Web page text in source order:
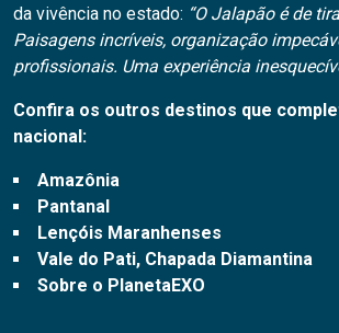
da vivência no estado: “O Jalapão é de
Paisagens incríveis, organização
profissionais. Uma experiência
Confira os outros destinos que
nacional:
Amazônia
Pantanal
Lençóis Maranhenses
Vale do Pati, Chapada Diamantina
Sobre o PlanetaEXO